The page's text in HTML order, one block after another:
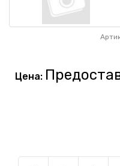
Цена: